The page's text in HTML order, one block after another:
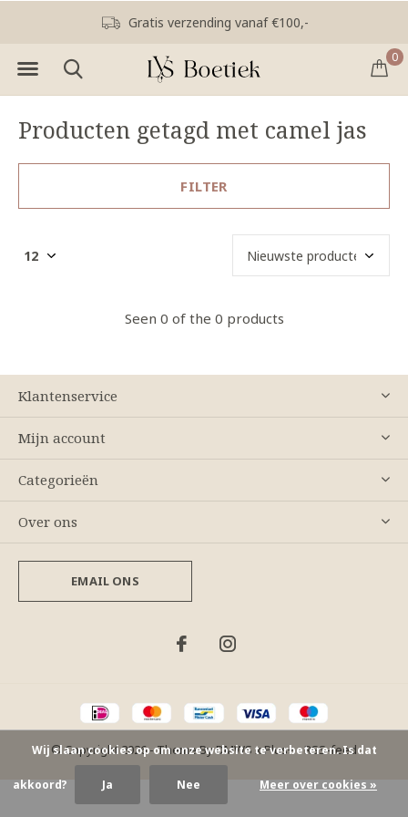
0
Gratis verzending vanaf €100,-
Producten getagd met camel jas
FILTER
Seen 0 of the 0 products
Klantenservice
Mijn account
Categorieën
Over ons
EMAIL ONS
© Copyright2026- Theme ByDMWS xPlus+-RSS-feed
Wij slaan cookies op om onze website te verbeteren. Is dat
akkoord? Ja Nee Meer over cookies »